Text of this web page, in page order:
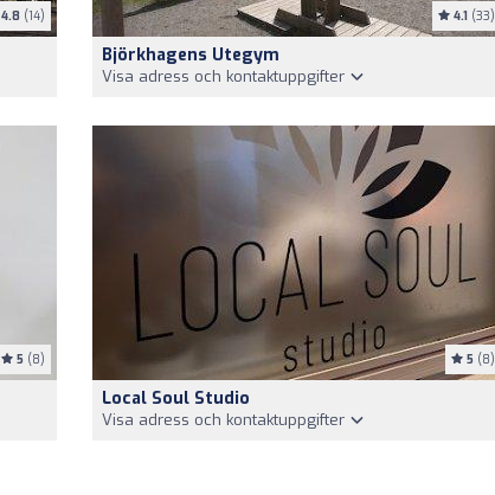
4.8 (14) 4.1 (33)
Björkhagens Utegym
Visa adress och kontaktuppgifter
5 (8) 5 (8)
Local Soul Studio
Visa adress och kontaktuppgifter